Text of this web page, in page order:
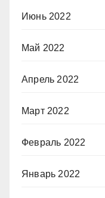
Июнь 2022
Май 2022
Апрель 2022
Март 2022
Февраль 2022
Январь 2022